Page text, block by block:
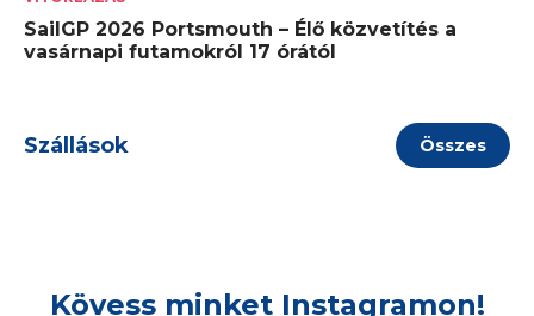
SailGP 2026 Portsmouth – Élő közvetítés a
vasárnapi futamokról 17 órától
Szállások Összes
Kövess minket Instagramon!